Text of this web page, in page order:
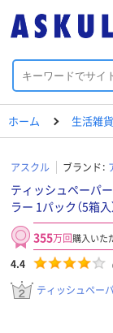
ホーム 生活雑
アスクル ブランド：
ティッシュペーパ
ラー 1パック（5箱
355万回購入いた
4.4
ティッシュペー